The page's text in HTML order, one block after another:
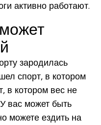
активно работают.
зародилась
спорт, в котором
в котором вес не
вас может быть
можете ездить на